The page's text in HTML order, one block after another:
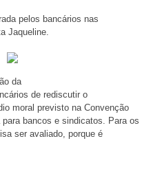
pelos bancários nas
Jaqueline.
da
de rediscutir o
moral previsto na Convenção
bancos e sindicatos. Para os
ser avaliado, porque é